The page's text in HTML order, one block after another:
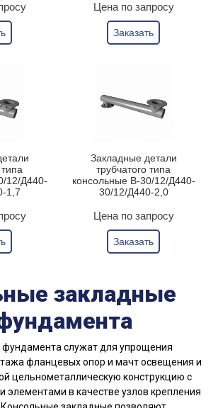
Цена по запросу
Заказать
12/Д440-
1,7
Закладные детали
трубчатого типа
консольные В-30/12/Д440-
30/12/Д440-2,0
Цена по запросу
Заказать
закладные
служат для упрощения
фланцевых опор и мачт освещения и
цельнометаллическую конструкцию с
в качестве узлов крепления